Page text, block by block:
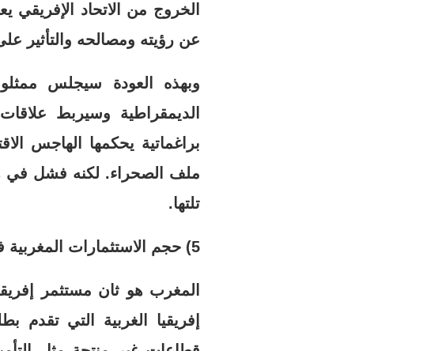
الخروج من الاتحاد الإفريقي
عن رؤيته ومصالحه والتأثير
وبهذه العودة سيجلس
الديمقراطية وسيربط
براغماتية يحكمها الهاجس
تلتها.
5) حجم الاستثمارات المغربية في إفريقيا
المغرب هو ثان مستثمر
إفريقيا الغربية التي